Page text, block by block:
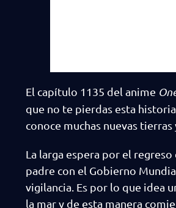
El capítulo 1135 del anime
que no te pierdas esta
conoce muchas nuevas
La larga espera por el
padre con el Gobierno
vigilancia. Es por lo que idea
la mar y de esta manera